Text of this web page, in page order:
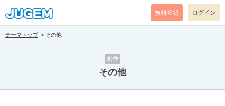
無料登録 ログイン
テーマトップ その他
創作
その他